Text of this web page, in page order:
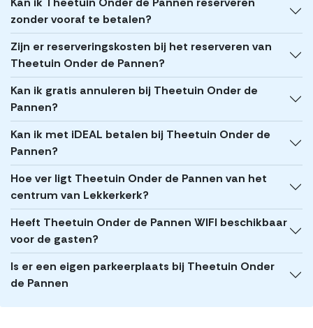
zonder vooraf te betalen?
Zijn er reserveringskosten bij het reserveren van
Theetuin Onder de Pannen?
Kan ik gratis annuleren bij Theetuin Onder de
Pannen?
Kan ik met iDEAL betalen bij Theetuin Onder de
Pannen?
Hoe ver ligt Theetuin Onder de Pannen van het
centrum van Lekkerkerk?
Heeft Theetuin Onder de Pannen WIFI beschikbaar
voor de gasten?
Is er een eigen parkeerplaats bij Theetuin Onder
de Pannen